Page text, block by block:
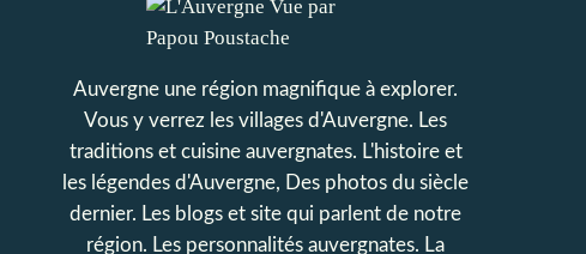
Auvergne une région magnifique à explorer.
Vous y verrez les villages d'Auvergne. Les
traditions et cuisine auvergnates. L'histoire et
les légendes d'Auvergne, Des photos du siècle
dernier. Les blogs et site qui parlent de notre
région. Les personnalités auvergnates. La